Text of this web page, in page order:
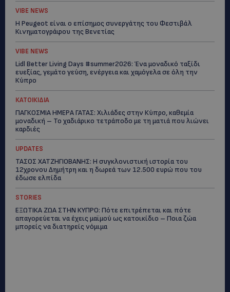
VIBE NEWS
Η Peugeot είναι ο επίσημος συνεργάτης του Φεστιβάλ
Κινηματογράφου της Βενετίας
VIBE NEWS
Lidl Better Living Days #summer2026: Ένα μοναδικό ταξίδι
ευεξίας, γεμάτο γεύση, ενέργεια και χαμόγελα σε όλη την
Κύπρο
ΚΑΤΟΙΚΙΔΙΑ
ΠΑΓΚΟΣΜΙΑ ΗΜΕΡΑ ΓΑΤΑΣ: Χιλιάδες στην Κύπρο, καθεμία
μοναδική – Το χαδιάρικο τετράποδο με τη ματιά που λιώνει
καρδιές
UPDATES
ΤΑΣΟΣ ΧΑΤΖΗΓΙΟΒΑΝΗΣ: Η συγκλονιστική ιστορία του
12χρονου Δημήτρη και η δωρεά των 12.500 ευρώ που του
έδωσε ελπίδα
STORIES
ΕΞΩΤΙΚΑ ΖΩΑ ΣΤΗΝ ΚΥΠΡΟ: Πότε επιτρέπεται και πότε
απαγορεύεται να έχεις μαϊμού ως κατοικίδιο – Ποια ζώα
μπορείς να διατηρείς νόμιμα